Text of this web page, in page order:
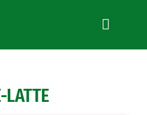
LATTE